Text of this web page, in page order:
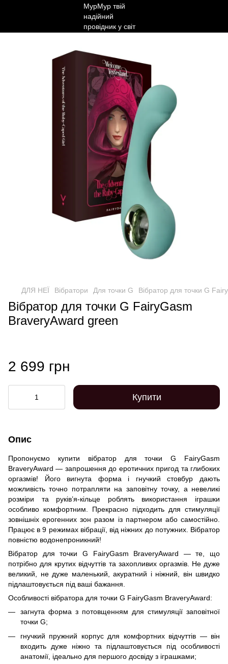
ДЛЯ НЕЇ Вібратори Для точки G Вібратор для точки G
Вібратор для точки G FairyGasm
BraveryAward green
2 699 грн
Купити
Опис
Пропонуємо купити вібратор для точки G FairyGasm
BraveryAward — запрошення до еротичних пригод та глибоких
оргазмів! Його вигнута форма і гнучкий стовбур дають
можливість точно потрапляти на заповітну точку, а невеликі
розміри та руків’я-кільце роблять використання іграшки
особливо комфортним. Прекрасно підходить для стимуляції
зовнішніх ерогенних зон разом із партнером або самостійно.
Працює в 9 режимах вібрації, від ніжних до потужних. Вібратор
повністю водонепроникний!
Вібратор для точки G FairyGasm BraveryAward — те, що
потрібно для крутих відчуттів та захопливих оргазмів. Не дуже
великий, не дуже маленький, акуратний і ніжний, він швидко
підлаштовується під ваші бажання.
Особливості вібратора для точки G FairyGasm BraveryAward:
загнута форма з потовщенням для стимуляції заповітної
точки G;
гнучкий пружний корпус для комфортних відчуттів — він
входить дуже ніжно та підлаштовується під особливості
анатомії, ідеально для першого досвіду з іграшками;